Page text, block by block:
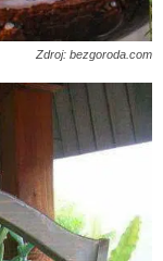
Zdroj: bezgoroda.com